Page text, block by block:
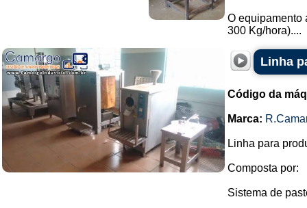
O equipamento
300 Kg/hora)....
Linha
Código da
Marca:
Linha para
Composta por:
Sistema de